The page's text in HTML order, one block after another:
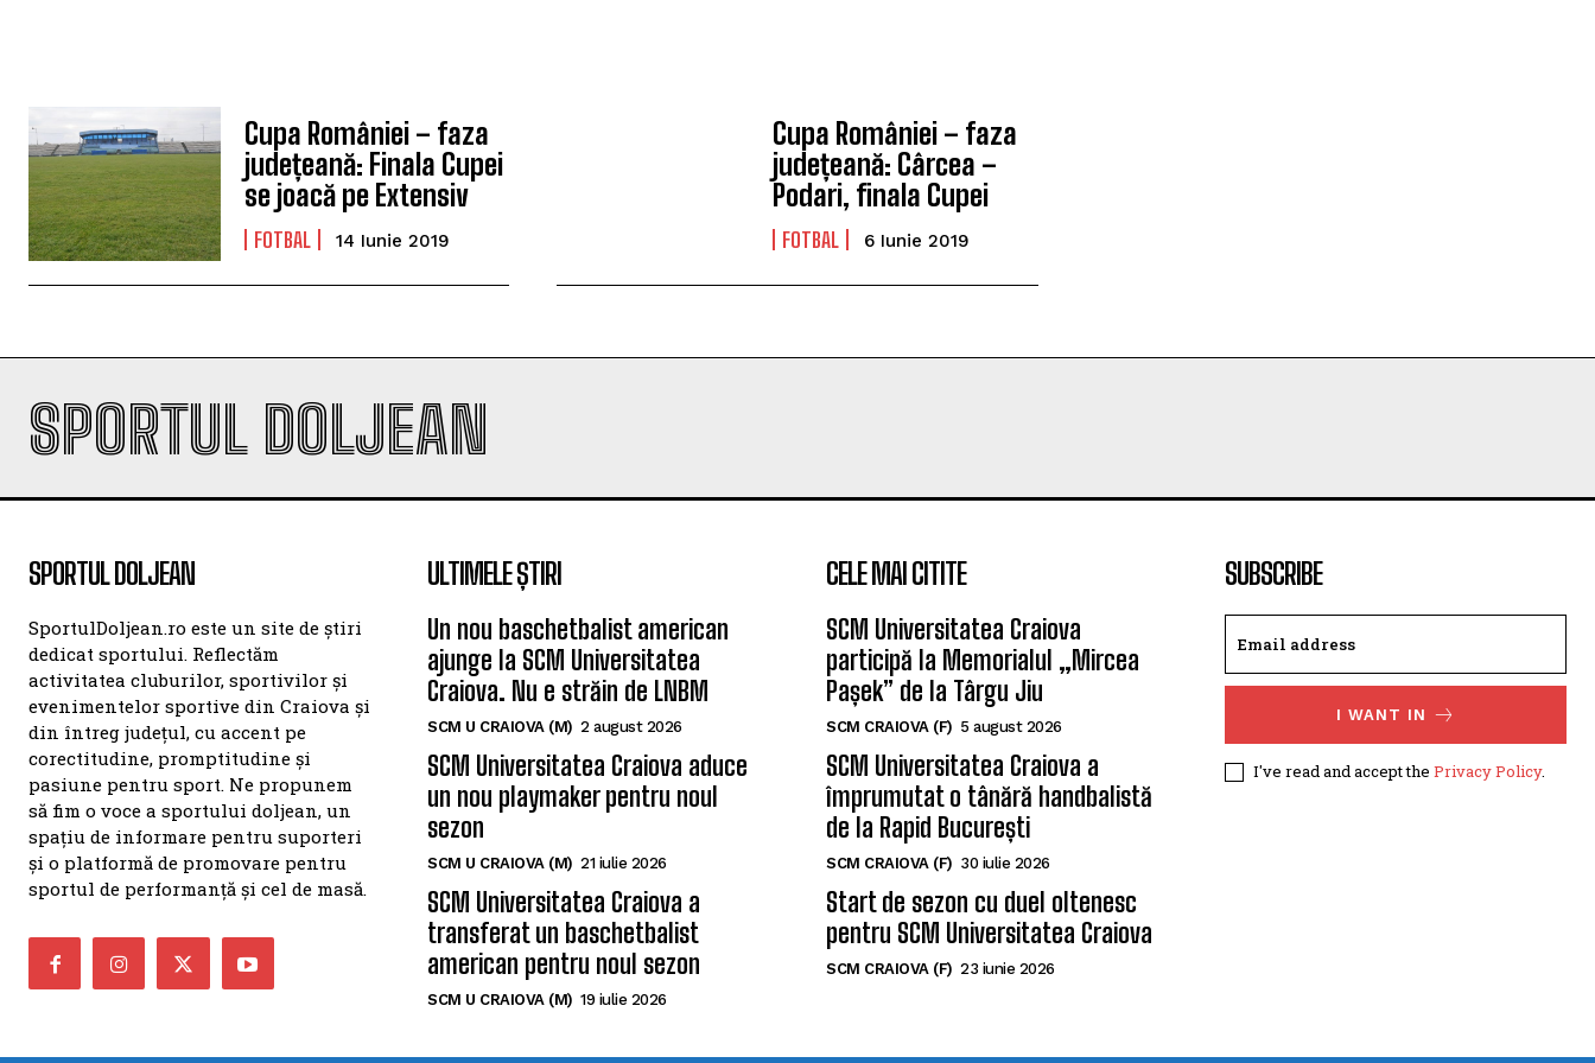
Cupa României – faza
județeană: Finala Cupei
se joacă pe Extensiv
FOTBAL 14 Iunie 2019
Cupa României – faza
județeană: Cârcea –
Podari, finala Cupei
FOTBAL 6 Iunie 2019
SPORTUL DOLJEAN
SPORTUL DOLJEAN
SportulDoljean.ro este un site de știri
dedicat sportului. Reflectăm
activitatea cluburilor, sportivilor și
evenimentelor sportive din Craiova și
din întreg județul, cu accent pe
corectitudine, promptitudine și
pasiune pentru sport. Ne propunem
să fim o voce a sportului doljean, un
spațiu de informare pentru suporteri
și o platformă de promovare pentru
sportul de performanță și cel de masă.
ULTIMELE ȘTIRI
Un nou baschetbalist american
ajunge la SCM Universitatea
Craiova. Nu e străin de LNBM
SCM U CRAIOVA (M) 2 august 2026
SCM Universitatea Craiova aduce
un nou playmaker pentru noul
sezon
SCM U CRAIOVA (M) 21 iulie 2026
SCM Universitatea Craiova a
transferat un baschetbalist
american pentru noul sezon
SCM U CRAIOVA (M) 19 iulie 2026
CELE MAI CITITE
SCM Universitatea Craiova
participă la Memorialul „Mircea
Pașek” de la Târgu Jiu
SCM CRAIOVA (F) 5 august 2026
SCM Universitatea Craiova a
împrumutat o tânără handbalistă
de la Rapid București
SCM CRAIOVA (F) 30 iulie 2026
Start de sezon cu duel oltenesc
pentru SCM Universitatea Craiova
SCM CRAIOVA (F) 23 iunie 2026
SUBSCRIBE
I WANT IN
I've read and accept the Privacy Policy.